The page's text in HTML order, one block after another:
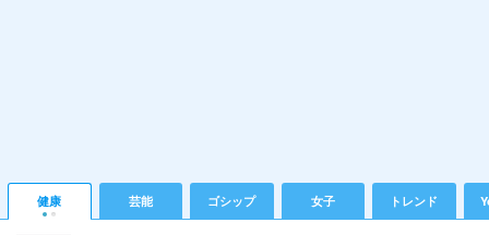
健康 芸能 ゴシップ 女子 トレンド